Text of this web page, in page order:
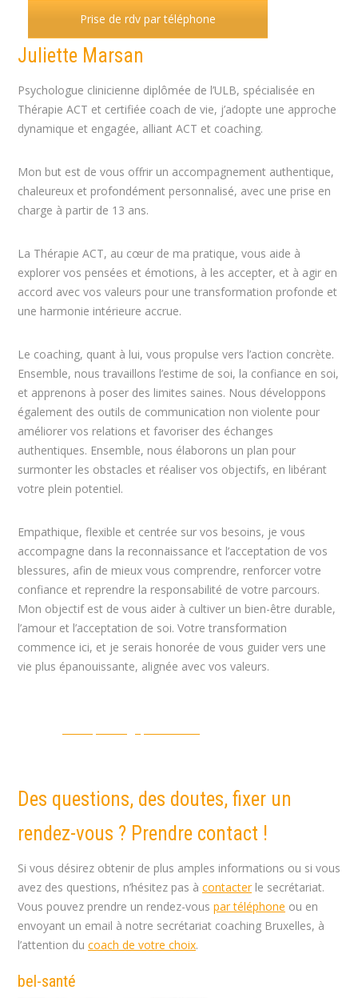
Prise de rdv par téléphone
Juliette Marsan
Psychologue clinicienne diplômée de l’ULB, spécialisée en
Thérapie ACT et certifiée coach de vie, j’adopte une approche
dynamique et engagée, alliant ACT et coaching.
Mon but est de vous offrir un accompagnement authentique,
chaleureux et profondément personnalisé, avec une prise en
charge à partir de 13 ans.
La Thérapie ACT, au cœur de ma pratique, vous aide à
explorer vos pensées et émotions, à les accepter, et à agir en
accord avec vos valeurs pour une transformation profonde et
une harmonie intérieure accrue.
Le coaching, quant à lui, vous propulse vers l’action concrète.
Ensemble, nous travaillons l’estime de soi, la confiance en soi,
et apprenons à poser des limites saines. Nous développons
également des outils de communication non violente pour
améliorer vos relations et favoriser des échanges
authentiques. Ensemble, nous élaborons un plan pour
surmonter les obstacles et réaliser vos objectifs, en libérant
votre plein potentiel.
Empathique, flexible et centrée sur vos besoins, je vous
accompagne dans la reconnaissance et l’acceptation de vos
blessures, afin de mieux vous comprendre, renforcer votre
confiance et reprendre la responsabilité de votre parcours.
Mon objectif est de vous aider à cultiver un bien-être durable,
l’amour et l’acceptation de soi. Votre transformation
commence ici, et je serais honorée de vous guider vers une
vie plus épanouissante, alignée avec vos valeurs.
Des questions, des doutes, fixer un
rendez-vous ? Prendre contact !
Si vous désirez obtenir de plus amples informations ou si vous
avez des questions, n’hésitez pas à contacterle secrétariat.
Vous pouvez prendre un rendez-vous par téléphone ou en
envoyant un email à notre secrétariat coaching Bruxelles, à
l’attention du coach de votre choix.
bel-santé